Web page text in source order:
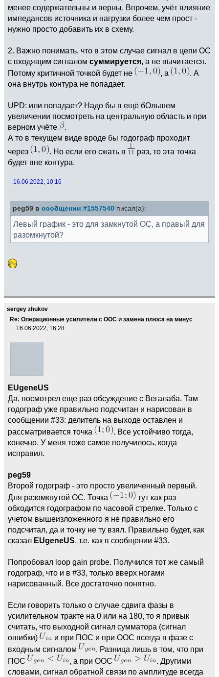
менее содержательны и верны. Впрочем, учёт влияние
импедансов источника и нагрузки более чем прост -
нужно просто добавить их в схему.
2. Важно понимать, что в этом случае сигнал в цепи ОС
с входящим сигналом суммируется, а не вычитается.
Потому критичной точкой будет не
, а
. А
она внутрь контура не попадает.
UPD: или попадает? Надо бы в ещё бОльшем
увеличении посмотреть на центральную область и при
верном учёте
.
А то в текущем виде вроде бы годограф проходит
через
. Но если его сжать в
раз, то эта точка
будет вне контура.
-- 16.06.2022, 10:16 --
peg59 в сообщении #1557540 писал(а):
Левый график - это для замкнутой ОС, а правый для
разомкнутой?
sergey zhukov
Re: Операционные усилители с ООС и замена плюса на минус
16.06.2022, 16:28
EUgeneUS
Да, посмотрел еще раз обсуждение с Вегалаба. Там
годограф уже правильно подсчитан и нарисован в
сообщении #33: делитель на выходе оставлен и
рассматривается точка
. Все устойчиво тогда,
конечно. У меня тоже самое получилось, когда
исправил.
peg59
Второй годограф - это просто увеличенный первый.
Для разомкнутой ОС. Точка
тут как раз
обходится годографом по часовой стрелке. Только с
учетом вышеизложенного я не правильно его
подсчитал, да и точку не ту взял. Правильно будет, как
сказал EUgeneUS, т.е. как в сообщении #33.
Попробовал loop gain probe. Получился тот же самый
годограф, что и в #33, только вверх ногами
нарисованный. Все достаточно понятно.
Если говорить только о случае сдвига фазы в
усилительном тракте на 0 или на 180, то я привык
считать, что выходной сигнал сумматора (сигнал
ошибки)
и при ПОС и при ООС всегда в фазе с
входным сигналом
. Разница лишь в том, что при
ПОС
, а при ООС
. Другими
словами, сигнал обратной связи по амплитуде всегда